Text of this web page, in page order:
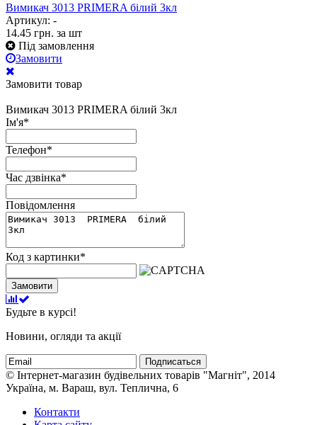
Вимикач 3013 PRIMERA білий 3кл
Артикул: -
14.45 грн. за шт
Під замовлення
Замовити
Замовити товар
Вимикач 3013 PRIMERA білий 3кл
Ім'я*
Телефон*
Час дзвінка*
Повідомлення
Код з картинки*
Замовити
Будьте в курсі!
Новини, огляди та акції
Подписаться
© Інтернет-магазин будівельних товарів "Магніт", 2014
Україна, м. Вараш, вул. Теплична, 6
Контакти